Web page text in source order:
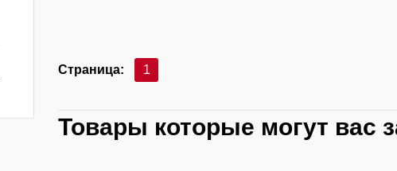
Страница: 1
Товары которые могут вас